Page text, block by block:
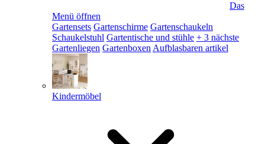
Das
Menü öffnen
Gartensets Gartenschirme Gartenschaukeln
Schaukelstuhl Gartentische und stühle + 3 nächste
Gartenliegen Gartenboxen Aufblasbaren artikel
Kindermöbel